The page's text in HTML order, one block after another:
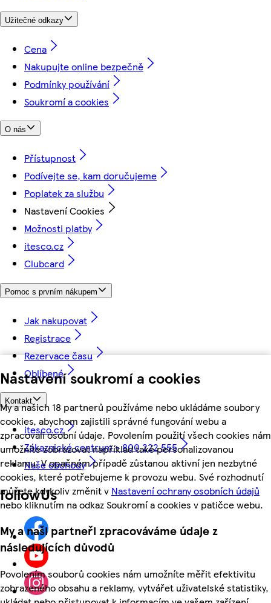
Nastavení soukromí a cookies
My a našich 18 partnerů používáme nebo ukládáme soubory
cookies, abychom zajistili správné fungování webu a
zpracovali osobní údaje. Povolením použití všech cookies nám
umožníte zobrazovat například také personalizovanou
reklamu. V opačném případě zůstanou aktivní jen nezbytné
cookies, které potřebujeme k provozu webu. Své rozhodnutí
můžete kdykoliv změnit v Nastavení ochrany osobních údajů
nebo kliknutím na odkaz Soukromí a cookies v patičce webu.
My a naši partneři zpracováváme údaje z
následujících důvodů
Povolením souborů cookies nám umožníte měřit efektivitu
zobrazeného obsahu a reklamy, vytvářet uživatelské statistiky,
Užitečné odkazy
Cena
Nakupujte online bezpečně
Podmínky používání
Soukromí a cookies
O nás
Přístupnost
Podívejte se, kam doručujeme
Poplatek za službu
Nastavení Cookies
Možnosti platby
itesco.cz
Clubcard
Pomoc s prvním nákupem
Jak nakupovat
Registrace
Rezervace času
Oblíbené
Kontakt
itesco.cz
Zákaznické centrum - 800 222 555
Naše obchody
followUs